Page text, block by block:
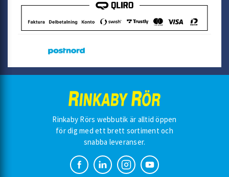
Rinkaby Rörs webbutik är alltid öppen
för dig med ett brett sortiment och
snabba leveranser.